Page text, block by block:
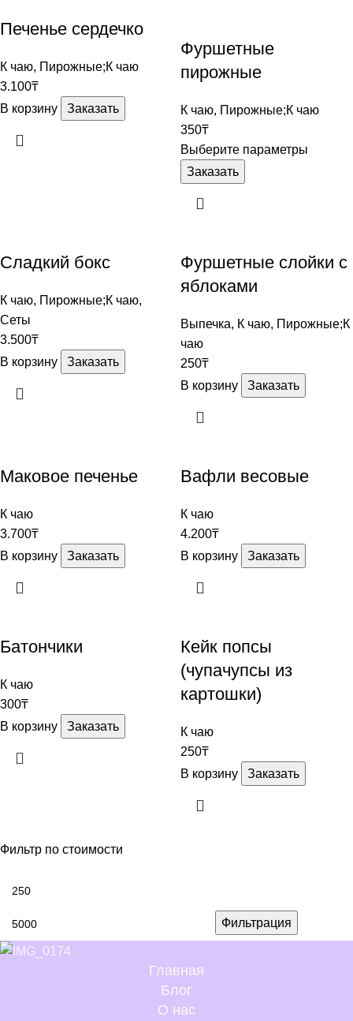
Фильтр по стоимости
Фильтрация
Печенье сердечко
К чаю, Пирожные;К чаю
3.100₸
В корзину
Заказать
Фуршетные
пирожные
К чаю, Пирожные;К чаю
350₸
Выберите параметры
Заказать
Сладкий бокс
К чаю, Пирожные;К чаю,
Сеты
3.500₸
В корзину
Заказать
Фуршетные слойки с
яблоками
Выпечка, К чаю, Пирожные;К
чаю
250₸
В корзину
Заказать
Маковое печенье
К чаю
3.700₸
В корзину
Заказать
Вафли весовые
К чаю
4.200₸
В корзину
Заказать
Батончики
К чаю
300₸
В корзину
Заказать
Кейк попсы
(чупачупсы из
картошки)
К чаю
250₸
В корзину
Заказать
Главная
Блог
О нас